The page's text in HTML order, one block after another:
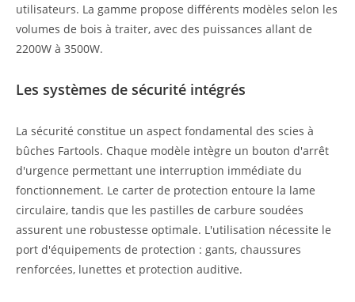
utilisateurs. La gamme propose différents modèles selon les
volumes de bois à traiter, avec des puissances allant de
2200W à 3500W.
Les systèmes de sécurité intégrés
La sécurité constitue un aspect fondamental des scies à
bûches Fartools. Chaque modèle intègre un bouton d'arrêt
d'urgence permettant une interruption immédiate du
fonctionnement. Le carter de protection entoure la lame
circulaire, tandis que les pastilles de carbure soudées
assurent une robustesse optimale. L'utilisation nécessite le
port d'équipements de protection : gants, chaussures
renforcées, lunettes et protection auditive.